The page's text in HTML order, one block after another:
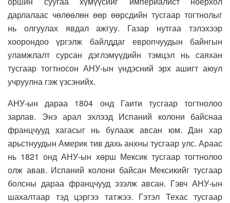
дарлалаас чөлөөлөн өөр өөрсдийн тусгаар тогтнолыг
нь олгуулах явдал ажгуу. Газар нутгаа тэлэхээр
хоорондоо үргэлж байлддаг европчуудын байнгын
уламжлалт сурсан дэглэмүүдийн тэмцэл нь саяхан
тусгаар тогтносон АНУ-ын үндэсний эрх ашигт аюул
учруулна гэж үзсэнийх.
АНУ-ын дараа 1804 онд Гаити тусгаар тогтнолоо
зарлав. Энэ арал эхлээд Испаний колони байснаа
францчууд хагасыг нь булааж авсан юм. Дан хар
арьстнуудын Америк тив дахь анхны тусгаар улс. Араас
нь 1821 онд АНУ-ын хөрш Мексик тусгаар тогтнолоо
олж авав. Испаний колони байсан Мексикийг тусгаар
болсны дараа францчууд эзэлж авсан. Гэвч АНУ-ын
шахалтаар тэд цэргээ татжээ. Гэтэл Техас тусгаар